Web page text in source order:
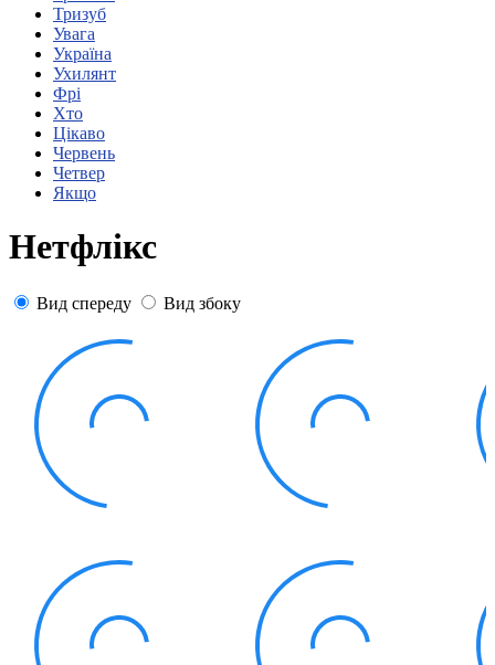
Статут УТОГ
Нормативна база УТОГ
Конвенція ООН
Законодавство
Міжнародні документи
Тризуб
Увага
Україна
Ухилянт
Фрі
Хто
Цікаво
Червень
Четвер
Якщо
Нетфлікс
Вид спереду Вид збоку